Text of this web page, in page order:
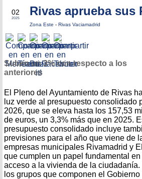
02
2025
Rivas aprueba sus
Zona Este - Rivas Vaciamadrid
Suben un 3% con respecto a los
anteriores
El Pleno del Ayuntamiento de Rivas
luz verde al presupuesto consolidado
2026, que se eleva hasta los 157,53
de euros, un 3,3% más que en 2025.
presupuesto consolidado incluye
previsiones para el año que viene de
empresas municipales Rivamadrid y
que cumplen un papel fundamental
acceso a la vivienda de la
los grupos que componen el